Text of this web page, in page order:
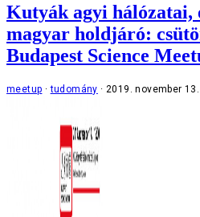
Kutyák agyi hálózatai,
magyar holdjáró:
Budapest Science
meetup tudomány 2019. november 13.